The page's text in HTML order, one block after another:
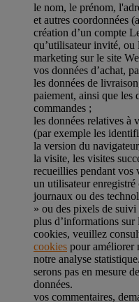
le nom, le prénom,
et autres coordonnées
création d’un compte
qu’utilisateur invité, ou
marketing sur le site
vos données d’achat,
les données de
paiement, ainsi que les
commandes ;
les données relatives à
(par exemple les
la version du
la visite, les visites
recueillies pendant vos
un utilisateur
journaux ou des
» ou des pixels de
plus d’informations sur
cookies, veuillez
cookies pour améliorer
notre analyse
serons pas en mesure
données.
vos commentaires,